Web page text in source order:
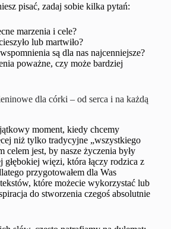
pisać, zadaj sobie kilka pytań:
marzenia i cele?
lub martwiło?
są dla nas najcenniejsze?
poważne, czy może bardziej
dla córki – od serca i na każdą
moment, kiedy chcemy
niż tylko tradycyjne „wszystkiego
celem jest, by nasze życzenia były
głębokiej więzi, która łączy rodzica z
przygotowałem dla Was
które możecie wykorzystać lub
do stworzenia czegoś absolutnie